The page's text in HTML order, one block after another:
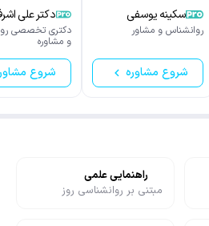
سکینه یوسفی
روانشناس و مشاور
شروع مشاوره
دکتر علی
نورمحمدی
دکتری تخصصی
و مشاوره
شروع
راهنمایی علمی
مبتنی بر روانشناسی روز